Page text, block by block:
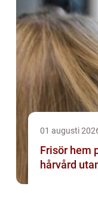
01 augusti
Frisör hem på
hårvård